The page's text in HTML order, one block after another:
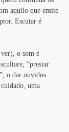
aquilo que emite
Escutar é
o som é
“prestar
o dar ouvidos
uma